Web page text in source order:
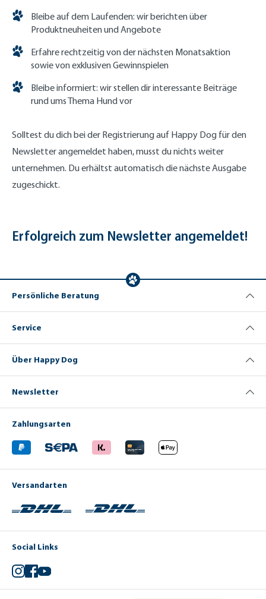
Bleibe auf dem Laufenden: wir berichten über
Produktneuheiten und Angebote
Erfahre rechtzeitig von der nächsten Monatsaktion
sowie von exklusiven Gewinnspielen
Bleibe informiert: wir stellen dir interessante Beiträge
rund ums Thema Hund vor
Solltest du dich bei der Registrierung auf Happy Dog für den
Newsletter angemeldet haben, musst du nichts weiter
unternehmen. Du erhältst automatisch die nächste Ausgabe
zugeschickt.
Erfolgreich zum Newsletter angemeldet!
Persönliche Beratung
Service
Über Happy Dog
Newsletter
Zahlungsarten
Versandarten
Social Links
Instagram
Facebook
YouTube